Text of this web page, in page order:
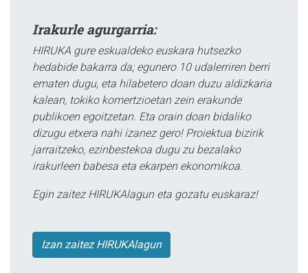
Irakurle agurgarria:
HIRUKA gure eskualdeko euskara hutsezko
hedabide bakarra da; egunero 10 udalerriren berri
ematen dugu, eta hilabetero doan duzu aldizkaria
kalean, tokiko komertzioetan zein erakunde
publikoen egoitzetan. Eta orain doan bidaliko
dizugu etxera nahi izanez gero! Proiektua bizirik
jarraitzeko, ezinbestekoa dugu zu bezalako
irakurleen babesa eta ekarpen ekonomikoa.
Egin zaitez HIRUKAlagun eta gozatu euskaraz!
Izan zaitez HIRUKAlagun